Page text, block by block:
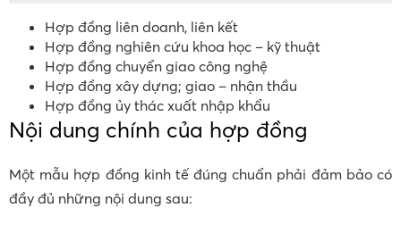
Hợp đồng liên doanh, liên kết
Hợp đồng nghiên cứu khoa học – kỹ thuật
Hợp đồng chuyển giao công nghệ
Hợp đồng xây dựng; giao – nhận thầu
Hợp đồng ủy thác xuất nhập khẩu
Nội dung chính của hợp đồng
Một mẫu hợp đồng kinh tế đúng chuẩn phải đảm bảo có
đầy đủ những nội dung sau: